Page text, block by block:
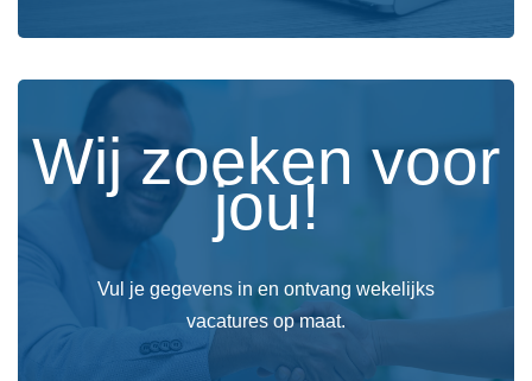
Wij zoeken voor
jou!
Vul je gegevens in en ontvang wekelijks
vacatures op maat.